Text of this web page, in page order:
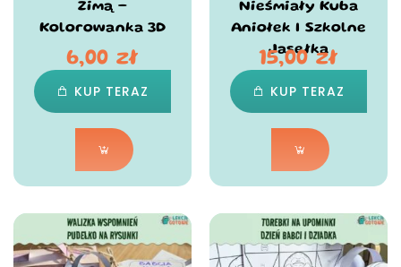
Zimą –
Kolorowanka 3D
6,00 zł
KUP TERAZ
Nieśmiały Kuba
Aniołek I Szkolne
Jasełka
15,00zł
KUP TERAZ